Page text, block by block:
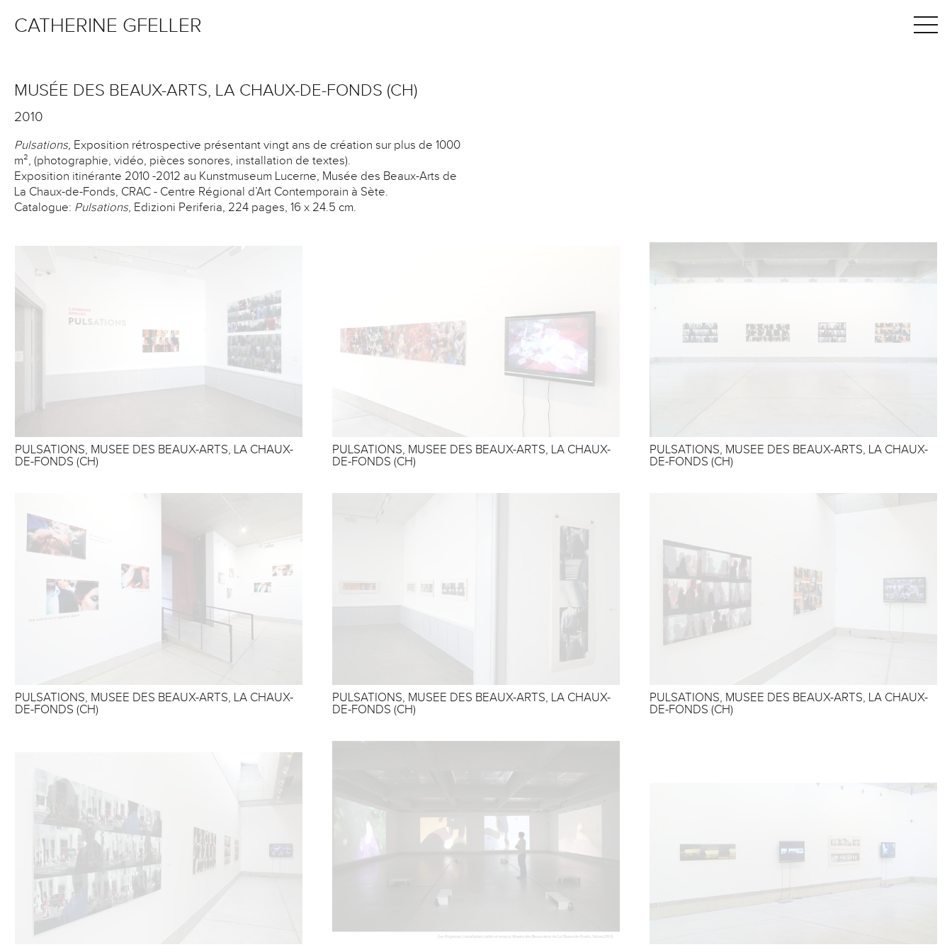
CATHERINE GFELLER
MUSÉE DES BEAUX-ARTS, LA CHAUX-DE-FONDS (CH)
2010
Pulsations, Exposition rétrospective présentant vingt ans de création sur plus de 1000
m², (photographie, vidéo, pièces sonores, installation de textes).
Exposition itinérante 2010 -2012 au Kunstmuseum Lucerne, Musée des Beaux-Arts de
La Chaux-de-Fonds, CRAC - Centre Régional d’Art Contemporain à Sète.
Catalogue: Pulsations, Edizioni Periferia, 224 pages, 16 x 24.5 cm.
PULSATIONS, MUSEE DES BEAUX-ARTS, LA CHAUX-
DE-FONDS (CH)
PULSATIONS, MUSEE DES BEAUX-ARTS, LA CHAUX-
DE-FONDS (CH)
PULSATIONS, MUSEE DES BEAUX-ARTS, LA CHAUX-
DE-FONDS (CH)
PULSATIONS, MUSEE DES BEAUX-ARTS, LA CHAUX-
DE-FONDS (CH)
PULSATIONS, MUSEE DES BEAUX-ARTS, LA CHAUX-
DE-FONDS (CH)
PULSATIONS, MUSEE DES BEAUX-ARTS, LA CHAUX-
DE-FONDS (CH)